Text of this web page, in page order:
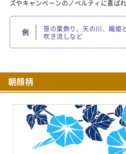
ズやキャンペーンのノベルティに喜ばれ
例 笹の葉飾り 天の川 織姫
吹き流し
朝顔柄